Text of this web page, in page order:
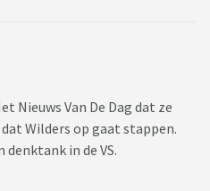
Nieuws Van De Dag dat ze
Wilders op gaat stappen.
denktank in de VS.